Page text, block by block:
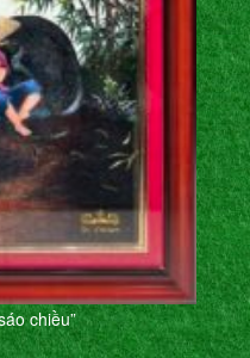
chiều”